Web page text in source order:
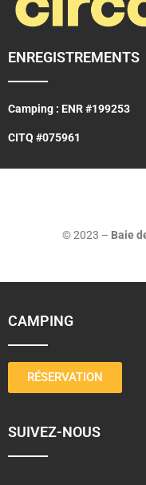
ENREGISTREMENTS
Camping : ENR #199253
CITQ #075961
© 2023 – Baie
CAMPING
RÉSERVATION
SUIVEZ-NOUS